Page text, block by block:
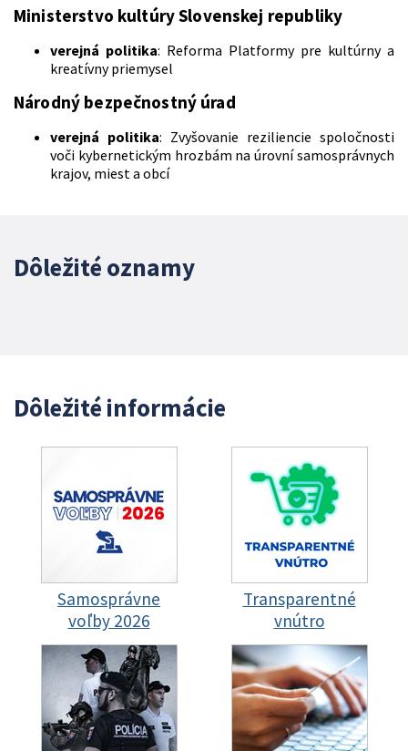
Ministerstvo kultúry Slovenskej republiky
verejná politika: Reforma Platformy pre kultúrny a
kreatívny priemysel
Národný bezpečnostný úrad
verejná politika: Zvyšovanie reziliencie spoločnosti
voči kybernetickým hrozbám na úrovní samosprávnych
krajov, miest a obcí
Dôležité oznamy
Dôležité informácie
Samosprávne
voľby 2026
Transparentné
vnútro